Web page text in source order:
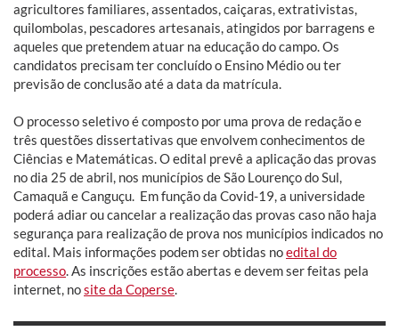
agricultores familiares, assentados, caiçaras, extrativistas,
quilombolas, pescadores artesanais, atingidos por barragens e
aqueles que pretendem atuar na educação do campo. Os
candidatos precisam ter concluído o Ensino Médio ou ter
previsão de conclusão até a data da matrícula.
O processo seletivo é composto por uma prova de redação e
três questões dissertativas que envolvem conhecimentos de
Ciências e Matemáticas. O edital prevê a aplicação das provas
no dia 25 de abril, nos municípios de São Lourenço do Sul,
Camaquã e Canguçu. Em função da Covid-19, a universidade
poderá adiar ou cancelar a realização das provas caso não haja
segurança para realização de prova nos municípios indicados no
edital. Mais informações podem ser obtidas noedital do
processo. As inscrições estão abertas e devem ser feitas pela
internet, nosite da Coperse.